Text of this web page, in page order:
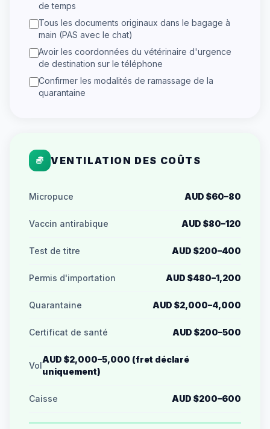
de temps
Tous les documents originaux dans le bagage à
main (PAS avec le chat)
Avoir les coordonnées du vétérinaire d'urgence
de destination sur le téléphone
Confirmer les modalités de ramassage de la
quarantaine
VENTILATION DES COÛTS
Micropuce AUD $60–80
Vaccin antirabique AUD $80–120
Test de titre AUD $200–400
Permis d'importation AUD $480–1,200
Quarantaine AUD $2,000–4,000
Certificat de santé AUD $200–500
Vol
AUD $2,000–5,000 (fret déclaré
uniquement)
Caisse AUD $200–600